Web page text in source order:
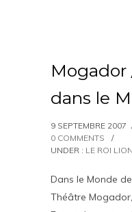
Mogador
dans le
9 SEPTEMBRE 2007
0 COMMENTS
/
UNDER : LE ROI LION
Dans le Monde
Théâtre